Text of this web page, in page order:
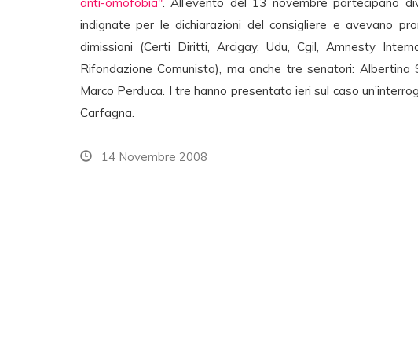
indignate per le dichiarazioni del consigliere e avevano
dimissioni (Certi Diritti, Arcigay, Udu, Cgil, Amnesty
Rifondazione Comunista), ma anche tre senatori:
Marco Perduca. I tre hanno presentato ieri sul caso
Carfagna.
14 Novembre 2008